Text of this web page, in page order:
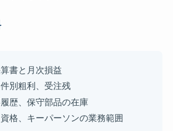
書と月次損益
別粗利、受注残
歴、保守部品の在庫
格、キーパーソンの業務範囲